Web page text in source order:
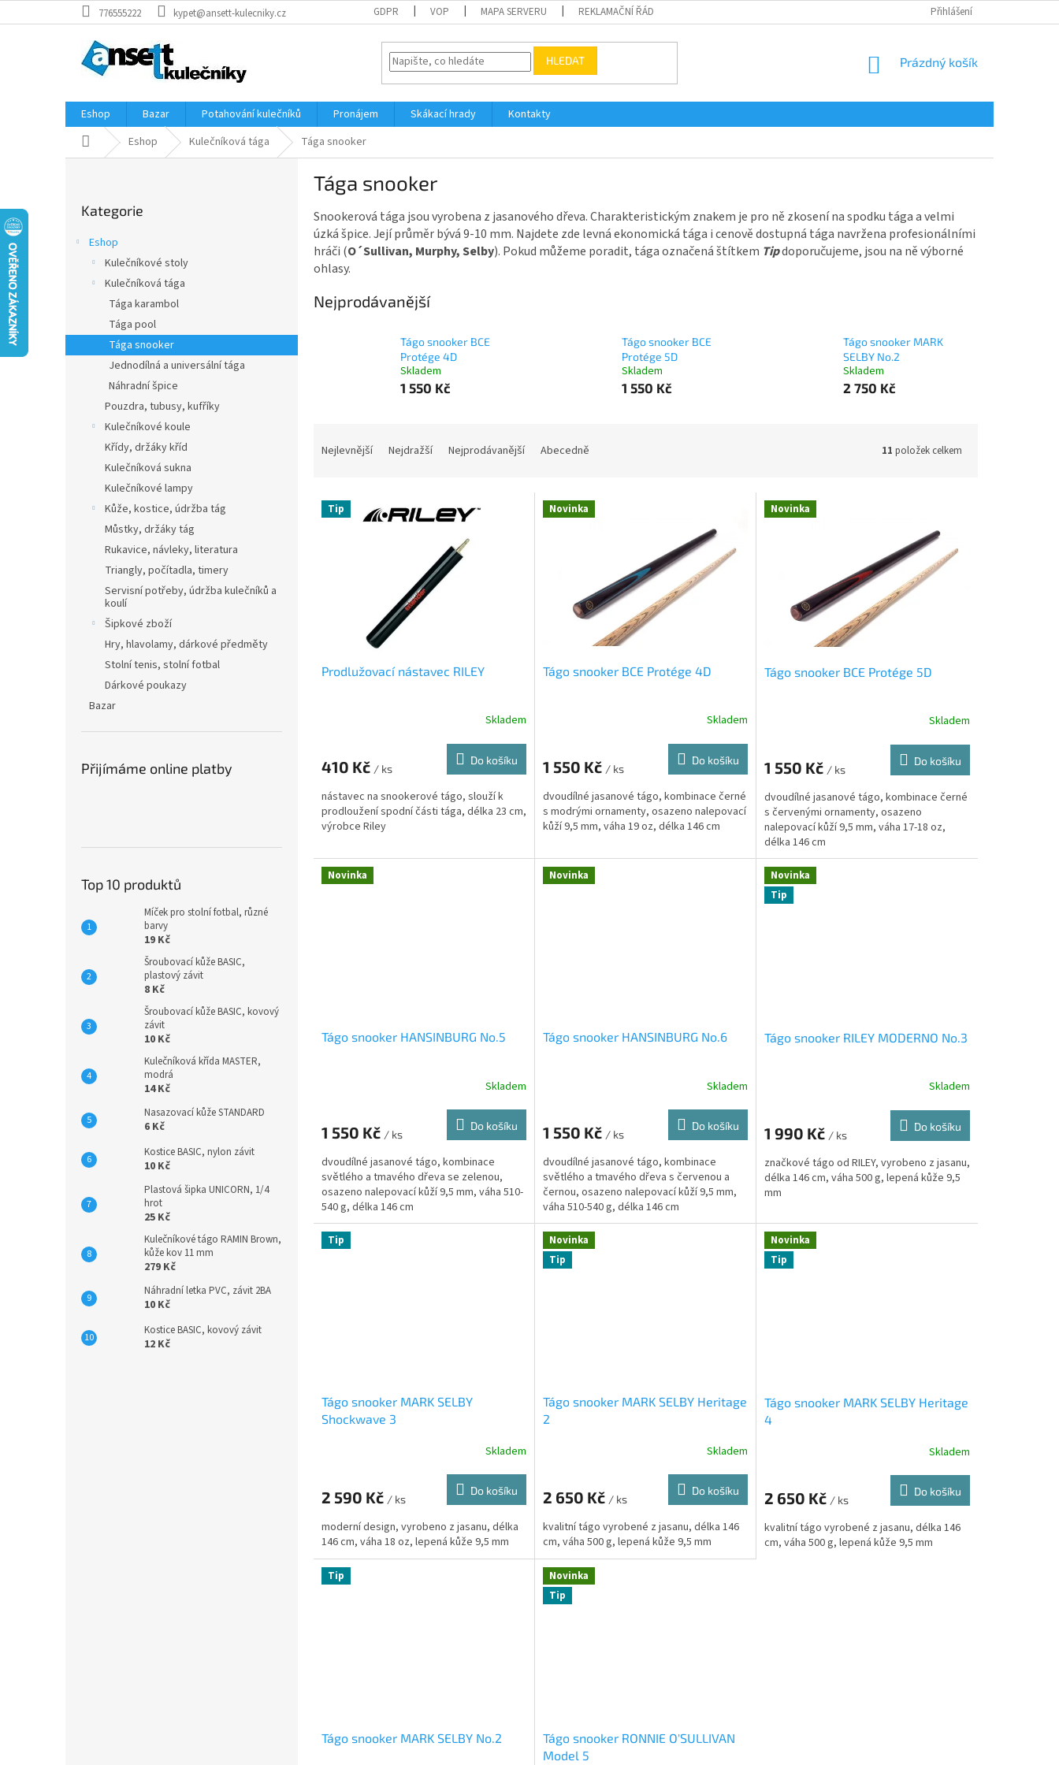
na
776555222 kypet@ansett-kulecniky.cz GDPR VOP MAPA SERVERU REKLAMAČNÍ ŘÁD Přihlášení
HLEDAT
NÁKUPNÍ
Prázdný košík
Eshop Bazar Potahování kulečníků Pronájem Skákací hrady
Kontakty
Domů Eshop Kulečníková tága Tága snooker
a
n
kategorie
Kategorie
Eshop
Kulečníkové stoly
Kulečníková tága
Tága karambol
Tága pool
Tága snooker
Jednodílná a universální tága
Náhradní špice
Pouzdra, tubusy, kufříky
Kulečníkové koule
Křídy, držáky kříd
Kulečníková sukna
Kulečníkové lampy
Kůže, kostice, údržba tág
Můstky, držáky tág
Rukavice, návleky, literatura
Triangly, počítadla, timery
Servisní potřeby, údržba kulečníků a
koulí
Šipkové zboží
Hry, hlavolamy, dárkové předměty
Stolní tenis, stolní fotbal
Dárkové poukazy
Bazar
Přijímáme online platby
Top 10 produktů
Míček pro stolní fotbal, různé
barvy
19 Kč
Šroubovací kůže BASIC,
plastový závit
8 Kč
Šroubovací kůže BASIC, kovový
závit
10 Kč
Kulečníková křída MASTER,
modrá
14 Kč
Nasazovací kůže STANDARD
6 Kč
Kostice BASIC, nylon závit
10 Kč
Plastová šipka UNICORN, 1/4
hrot
25 Kč
Kulečníkové tágo RAMIN Brown,
kůže kov 11 mm
279 Kč
Náhradní letka PVC, závit 2BA
10 Kč
Kostice BASIC, kovový závit
12 Kč
Tága snooker
Snookerová tága jsou vyrobena z jasanového dřeva. Charakteristickým znakem je pro ně zkosení na spodku tága a velmi
úzká špice. Její průměr bývá 9-10 mm. Najdete zde levná ekonomická tága i cenově dostupná tága navržena profesionálními
hráči (O´Sullivan, Murphy, Selby). Pokud můžeme poradit, tága označená štítkem Tipdoporučujeme, jsou na ně výborné
ohlasy.
Nejprodávanější
Tágo snooker BCE
Protége 4D
Skladem
1 550 Kč
Tágo snooker BCE
Protége 5D
Skladem
1 550 Kč
Tágo snooker MARK
SELBY No.2
Skladem
2 750 Kč
n
Nejlevnější Nejdražší Nejprodávanější Abecedně 11 položek celkem
V Tip
Prodlužovací nástavec RILEY
Skladem
410 Kč / ks
Do košíku
nástavec na snookerové tágo, slouží k
prodloužení spodní části tága, délka 23 cm,
výrobce Riley
Novinka
Tágo snooker BCE Protége 4D
Skladem
1 550 Kč / ks
Do košíku
dvoudílné jasanové tágo, kombinace černé
s modrými ornamenty, osazeno nalepovací
kůží 9,5 mm, váha 19 oz, délka 146 cm
Novinka
Tágo snooker BCE Protége 5D
Skladem
1 550 Kč / ks
Do košíku
dvoudílné jasanové tágo, kombinace černé
s červenými ornamenty, osazeno
nalepovací kůží 9,5 mm, váha 17-18 oz,
délka 146 cm
Novinka
Tágo snooker HANSINBURG No.5
Skladem
1 550 Kč / ks
Do košíku
dvoudílné jasanové tágo, kombinace
světlého a tmavého dřeva se zelenou,
osazeno nalepovací kůží 9,5 mm, váha 510-
540 g, délka 146 cm
Novinka
Tágo snooker HANSINBURG No.6
Skladem
1 550 Kč / ks
Do košíku
dvoudílné jasanové tágo, kombinace
světlého a tmavého dřeva s červenou a
černou, osazeno nalepovací kůží 9,5 mm,
váha 510-540 g, délka 146 cm
Novinka
Tip
Tágo snooker RILEY MODERNO No.3
Skladem
1 990 Kč / ks
Do košíku
značkové tágo od RILEY, vyrobeno z jasanu,
délka 146 cm, váha 500 g, lepená kůže 9,5
mm
Tip
Tágo snooker MARK SELBY
Shockwave 3
Skladem
2 590 Kč / ks
Do košíku
moderní design, vyrobeno z jasanu, délka
146 cm, váha 18 oz, lepená kůže 9,5 mm
Novinka
Tip
Tágo snooker MARK SELBY Heritage
2
Skladem
2 650 Kč / ks
Do košíku
kvalitní tágo vyrobené z jasanu, délka 146
cm, váha 500 g, lepená kůže 9,5 mm
Novinka
Tip
Tágo snooker MARK SELBY Heritage
4
Skladem
2 650 Kč / ks
Do košíku
kvalitní tágo vyrobené z jasanu, délka 146
cm, váha 500 g, lepená kůže 9,5 mm
Tip
Tágo snooker MARK SELBY No.2
Novinka
Tip
Tágo snooker RONNIE O'SULLIVAN
Model 5